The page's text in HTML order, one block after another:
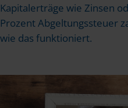
Kapitalerträge wie Zinsen
Prozent Abgeltungssteuer
wie das funktioniert.